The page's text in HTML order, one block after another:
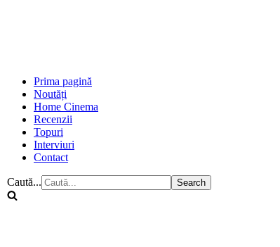
Prima pagină
Noutăți
Home Cinema
Recenzii
Topuri
Interviuri
Contact
Caută...